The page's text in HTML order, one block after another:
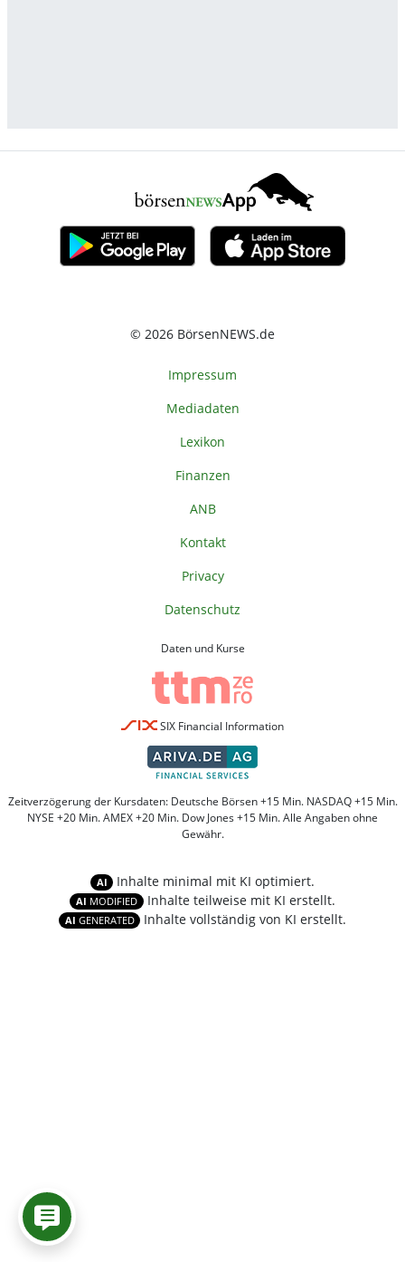
© 2026 BörsenNEWS.de
Impressum
Mediadaten
Lexikon
Finanzen
ANB
Kontakt
Privacy
Datenschutz
Daten und Kurse
SIX Financial Information
Zeitverzögerung der Kursdaten: Deutsche Börsen +15 Min. NASDAQ +15 Min.
NYSE +20 Min. AMEX +20 Min. Dow Jones +15 Min. Alle Angaben ohne
Gewähr.
AI Inhalte minimal mit KI optimiert.
AI MODIFIED Inhalte teilweise mit KI erstellt.
AI GENERATED Inhalte vollständig von KI erstellt.